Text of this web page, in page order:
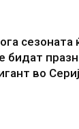
сезоната
бидат
во